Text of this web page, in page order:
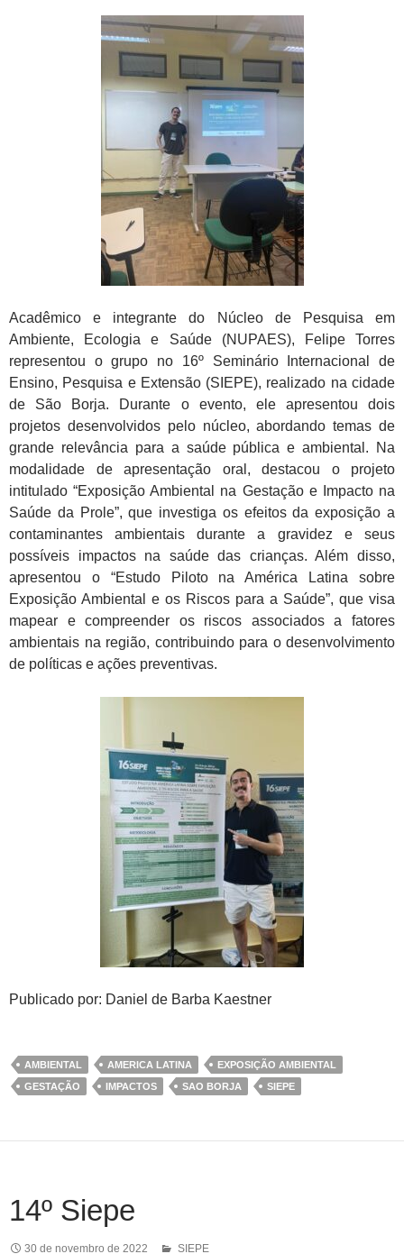
Acadêmico e integrante do Núcleo de Pesquisa em
Ambiente, Ecologia e Saúde (NUPAES), Felipe Torres
representou o grupo no 16º Seminário Internacional de
Ensino, Pesquisa e Extensão (SIEPE), realizado na cidade
de São Borja. Durante o evento, ele apresentou dois
projetos desenvolvidos pelo núcleo, abordando temas de
grande relevância para a saúde pública e ambiental. Na
modalidade de apresentação oral, destacou o projeto
intitulado “Exposição Ambiental na Gestação e Impacto na
Saúde da Prole”, que investiga os efeitos da exposição a
contaminantes ambientais durante a gravidez e seus
possíveis impactos na saúde das crianças. Além disso,
apresentou o “Estudo Piloto na América Latina sobre
Exposição Ambiental e os Riscos para a Saúde”, que visa
mapear e compreender os riscos associados a fatores
ambientais na região, contribuindo para o desenvolvimento
de políticas e ações preventivas.
Publicado por: Daniel de Barba Kaestner
AMBIENTAL AMERICA LATINA
EXPOSIÇÃO AMBIENTAL
GESTAÇÃO
IMPACTOS SAO BORJA SIEPE
14º Siepe
30 de novembro de 2022 SIEPE